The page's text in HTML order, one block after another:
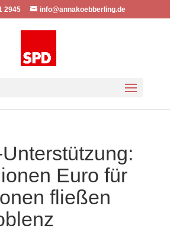
2945 info@annakoebberling.de
Euro für
fließen